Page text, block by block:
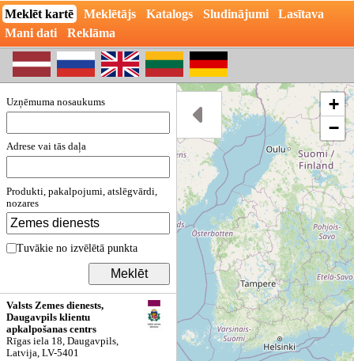
Meklēt kartē Meklētājs Katalogs Sludinājumi
Lasītava
Mani dati
Reklāma
Uzņēmuma nosaukums
Adrese vai tās daļa
Produkti, pakalpojumi, atslēgvārdi,
nozares
Tuvākie no izvēlētā punkta
Valsts Zemes dienests,
Daugavpils klientu
apkalpošanas centrs
Rīgas iela 18, Daugavpils,
Latvija, LV-5401
+
−